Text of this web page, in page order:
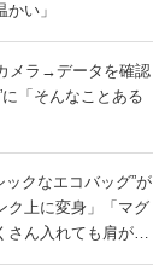
い」
メラ→データを確認
「そんなことある
クなエコバッグ”が
上に変身」「マグ
ん入れても肩が痛